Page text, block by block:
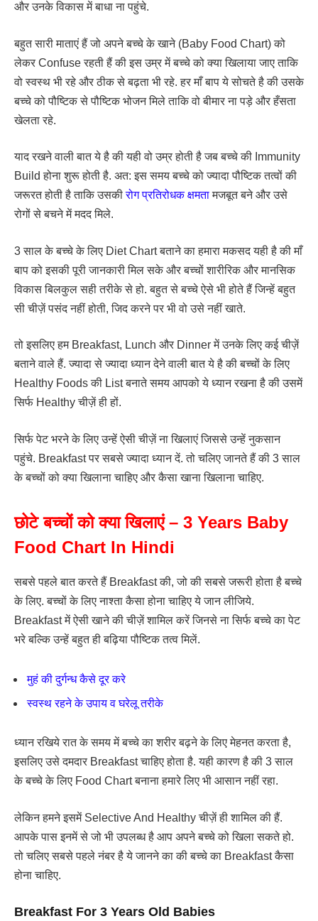
और उनके विकास में बाधा ना पहुंचे.
बहुत सारी माताएं हैं जो अपने बच्चे के खाने (Baby Food Chart) को
लेकर Confuse रहती हैं की इस उम्र में बच्चे को क्या खिलाया जाए ताकि
वो स्वस्थ भी रहे और ठीक से बढ़ता भी रहे. हर माँ बाप ये सोचते है की उसके
बच्चे को पौष्टिक से पौष्टिक भोजन मिले ताकि वो बीमार ना पड़े और हँसता
खेलता रहे.
याद रखने वाली बात ये है की यही वो उम्र होती है जब बच्चे की Immunity
Build होना शुरू होती है. अत: इस समय बच्चे को ज्यादा पौष्टिक तत्वों की
जरूरत होती है ताकि उसकीरोग प्रतिरोधक क्षमतामजबूत बने और उसे
रोगों से बचने में मदद मिले.
3 साल के बच्चे के लिए Diet Chart बताने का हमारा मकसद यही है की माँ
बाप को इसकी पूरी जानकारी मिल सके और बच्चों शारीरिक और मानसिक
विकास बिलकुल सही तरीके से हो. बहुत से बच्चे ऐसे भी होते हैं जिन्हें बहुत
सी चीज़ें पसंद नहीं होती, जिद करने पर भी वो उसे नहीं खाते.
तो इसलिए हम Breakfast, Lunch और Dinner में उनके लिए कई चीज़ें
बताने वाले हैं. ज्यादा से ज्यादा ध्यान देने वाली बात ये है की बच्चों के लिए
Healthy Foods की List बनाते समय आपको ये ध्यान रखना है की उसमें
सिर्फ Healthy चीज़ें ही हों.
सिर्फ पेट भरने के लिए उन्हें ऐसी चीज़ें ना खिलाएं जिससे उन्हें नुकसान
पहुंचे. Breakfast पर सबसे ज्यादा ध्यान दें. तो चलिए जानते हैं की 3 साल
के बच्चों को क्या खिलाना चाहिए और कैसा खाना खिलाना चाहिए.
छोटे बच्चों को क्या खिलाएं – 3 Years Baby
Food Chart In Hindi
सबसे पहले बात करते हैं Breakfast की, जो की सबसे जरूरी होता है बच्चे
के लिए. बच्चों के लिए नाश्ता कैसा होना चाहिए ये जान लीजिये.
Breakfast में ऐसी खाने की चीज़ें शामिल करें जिनसे ना सिर्फ बच्चे का पेट
भरे बल्कि उन्हें बहुत ही बढ़िया पौष्टिक तत्व मिलें.
मुहं की दुर्गन्ध कैसे दूर करे
स्वस्थ रहने के उपाय व घरेलू तरीके
ध्यान रखिये रात के समय में बच्चे का शरीर बढ़ने के लिए मेहनत करता है,
इसलिए उसे दमदार Breakfast चाहिए होता है. यही कारण है की 3 साल
के बच्चे के लिए Food Chart बनाना हमारे लिए भी आसान नहीं रहा.
लेकिन हमने इसमें Selective And Healthy चीज़ें ही शामिल की हैं.
आपके पास इनमें से जो भी उपलब्ध है आप अपने बच्चे को खिला सकते हो.
तो चलिए सबसे पहले नंबर है ये जानने का की बच्चे का Breakfast कैसा
होना चाहिए.
Breakfast For 3 Years Old Babies